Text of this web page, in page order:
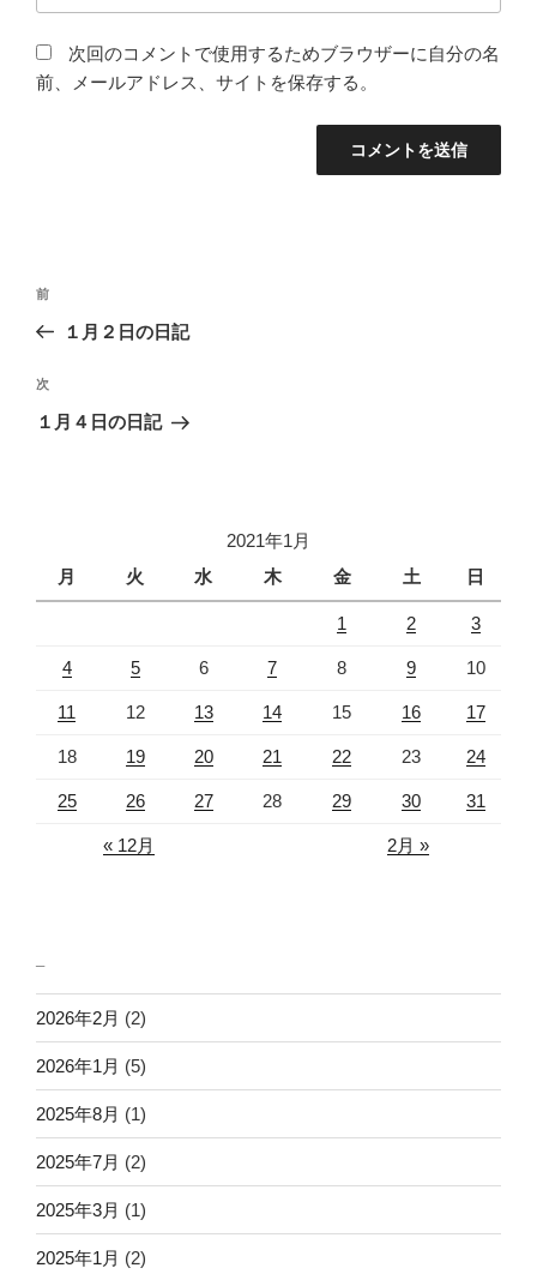
次回のコメントで使用するためブラウザーに自分の名
前、メールアドレス、サイトを保存する。
投
ビ
ゲ
過
去
投
稿
前
１月２日の日記
次
の
次
１月４日の日記
2021年1月
月
火 水 木 金 土 日
1 2 3
4 5 6 7 8 9 10
11 12 13 14 15 16 17
18 19 20 21 22 23 24
25 26 27 28 29 30 31
« 12月 2月 »
2026年2月 (2)
2026年1月 (5)
2025年8月 (1)
2025年7月 (2)
2025年3月 (1)
2025年1月 (2)